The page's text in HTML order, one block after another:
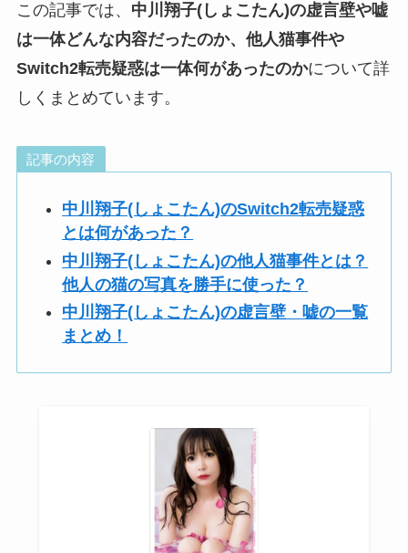
この記事では、 中川翔子(しょこたん)の虚言壁や嘘
は一体どんな内容だったのか、他人猫事件や
Switch2転売疑惑は一体何があったのかについて詳
しくまとめています。
記事の内容
中川翔子(しょこたん)のSwitch2転売疑惑
とは何があった？
中川翔子(しょこたん)の他人猫事件とは？
他人の猫の写真を勝手に使った？
中川翔子(しょこたん)の虚言壁・嘘の一覧
まとめ！